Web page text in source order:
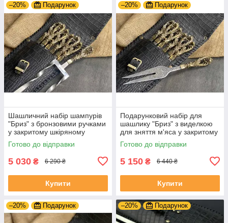
–20% Подарунок
Шашличний набір шампурів
"Бриз" з бронзовими ручками
у закритому шкіряному
сагайдаку
Готово до відправки
5 030 ₴ 6 290 ₴
Купити
–20% Подарунок
Подарунковий набір для
шашлику "Бриз" з виделкою
для зняття м'яса у закритому
шкіряному сагайдаку
Готово до відправки
5 150 ₴ 6 440 ₴
Купити
–20% Подарунок –20% Подарунок